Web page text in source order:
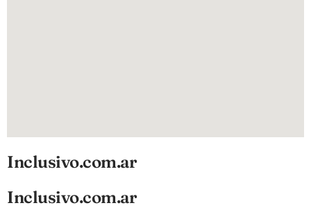
Inclusivo.com.ar
Inclusivo.com.ar